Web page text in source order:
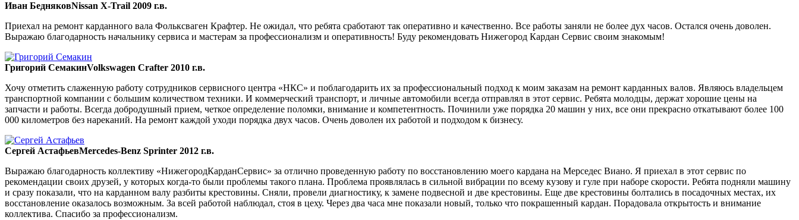
Иван БедняковNissan X-Trail 2009 г.в.
Приехал на ремонт карданного вала Фольксваген Крафтер. Не ожидал, что ребята сработают так оперативно и качественно. Все работы заняли не более дух часов. Остался очень доволен.
Выражаю благодарность начальнику сервиса и мастерам за профессионализм и оперативность! Буду рекомендовать Нижегород Кардан Сервис своим знакомым!
Григорий СемакинVolkswagen Crafter 2010 г.в.
Хочу отметить слаженную работу сотрудников сервисного центра «НКС» и поблагодарить их за профессиональный подход к моим заказам на ремонт карданных валов. Являюсь владельцем
транспортной компании с большим количеством техники. И коммерческий транспорт, и личные автомобили всегда отправлял в этот сервис. Ребята молодцы, держат хорошие цены на
запчасти и работы. Всегда добродушный прием, четкое определение поломки, внимание и компетентность. Починили уже порядка 20 машин у них, все они прекрасно откатывают более 100
000 километров без нареканий. На ремонт каждой уходи порядка двух часов. Очень доволен их работой и подходом к бизнесу.
Сергей АстафьевMercedes-Benz Sprinter 2012 г.в.
Выражаю благодарность коллективу «НижегородКарданСервис» за отлично проведенную работу по восстановлению моего кардана на Мерседес Виано. Я приехал в этот сервис по
рекомендации своих друзей, у которых когда-то были проблемы такого плана. Проблема проявлялась в сильной вибрации по всему кузову и гуле при наборе скорости. Ребята подняли машину
и сразу показали, что на карданном валу разбиты крестовины. Сняли, провели диагностику, к замене подвесной и две крестовины. Еще две крестовины болтались в посадочных местах, их
восстановление оказалось возможным. За всей работой наблюдал, стоя в цеху. Через два часа мне показали новый, только что покрашенный кардан. Порадовала открытость и внимание
коллектива. Спасибо за профессионализм.